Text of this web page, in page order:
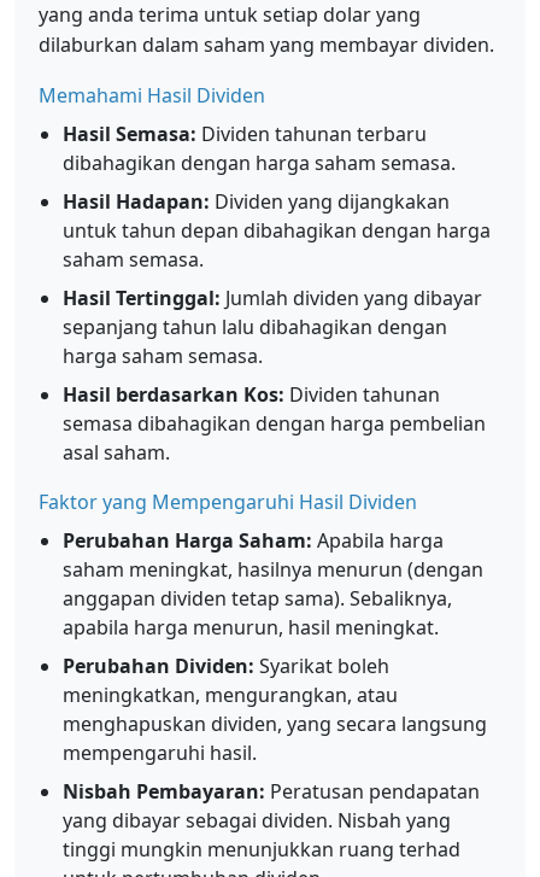
yang anda terima untuk setiap dolar yang
dilaburkan dalam saham yang membayar dividen.
Memahami Hasil Dividen
Hasil Semasa: Dividen tahunan terbaru
dibahagikan dengan harga saham semasa.
Hasil Hadapan: Dividen yang dijangkakan
untuk tahun depan dibahagikan dengan harga
saham semasa.
Hasil Tertinggal: Jumlah dividen yang dibayar
sepanjang tahun lalu dibahagikan dengan
harga saham semasa.
Hasil berdasarkan Kos: Dividen tahunan
semasa dibahagikan dengan harga pembelian
asal saham.
Faktor yang Mempengaruhi Hasil Dividen
Perubahan Harga Saham: Apabila harga
saham meningkat, hasilnya menurun (dengan
anggapan dividen tetap sama). Sebaliknya,
apabila harga menurun, hasil meningkat.
Perubahan Dividen: Syarikat boleh
meningkatkan, mengurangkan, atau
menghapuskan dividen, yang secara langsung
mempengaruhi hasil.
Nisbah Pembayaran: Peratusan pendapatan
yang dibayar sebagai dividen. Nisbah yang
tinggi mungkin menunjukkan ruang terhad